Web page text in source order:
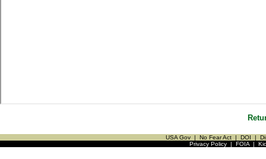
USA Gov | No Fear Act | DOI |
Privacy Policy| FOIA|